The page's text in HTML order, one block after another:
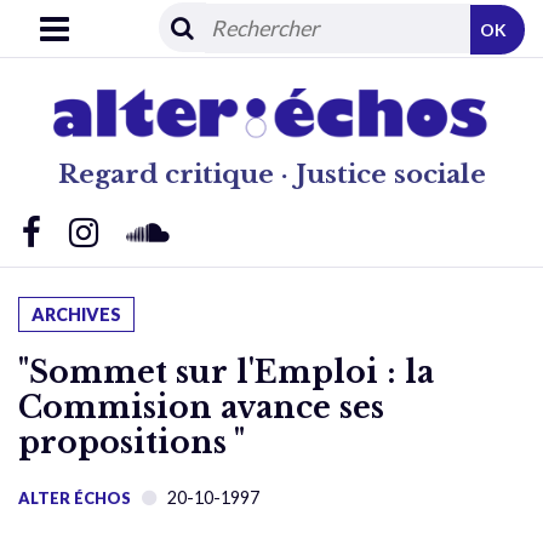
Regard critique · Justice sociale
OK
ARCHIVES
"Sommet sur l'Emploi : la
Commision avance ses
propositions "
ALTER ÉCHOS 20-10-1997